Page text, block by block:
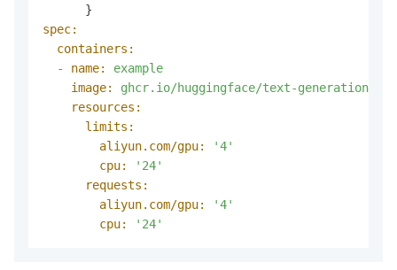
spec:
containers:
-
name:
example
image:
ghcr.io/huggingface/text-generation-
resources:
limits:
aliyun.com/gpu:
'4'
cpu:
'24'
requests:
aliyun.com/gpu:
'4'
cpu:
'24'